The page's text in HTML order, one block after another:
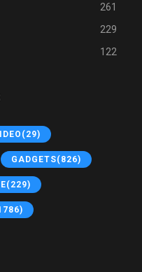
261
229
122
(29)
GADGETS(826)
(229)